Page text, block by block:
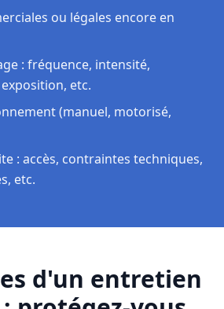
ou légales encore en
: fréquence, intensité,
etc.
(manuel, motorisé,
: accès, contraintes techniques,
etc.
d'un entretien